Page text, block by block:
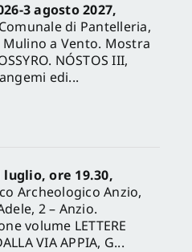
3 agosto 2027,
di Pantelleria,
Mulino a Vento. Mostra
NÓSTOS III,
edi...
luglio, ore 19.30,
Archeologico Anzio,
2 – Anzio.
volume LETTERE
VIA APPIA, G...